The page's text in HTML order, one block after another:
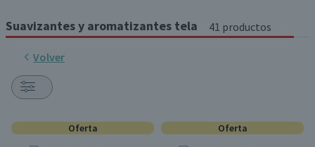
Suavizantes y aromatizantes tela 41 productos
Volver
Oferta Oferta